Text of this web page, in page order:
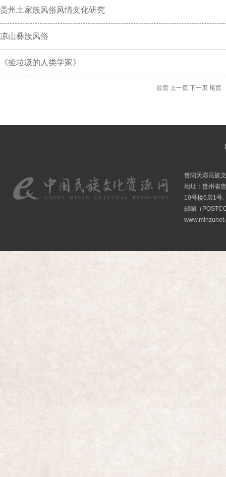
贵州土家族风俗风情文化研究
凉山彝族风俗
《捡垃圾的人类学家》
首页 上一页 下一页 尾页
贵阳天彩民族
地址：贵州省
10号楼5层1号
邮编（